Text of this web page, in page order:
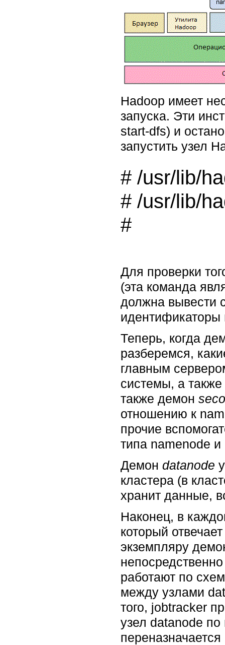
Hadoop имеет
запуска. Эти
start-dfs) и
запустить узел
# /usr/lib/
# /usr/lib/
Для проверки
(эта команда
должна вывести
идентификаторы
Теперь, когда
разберемся,
главным
системы, а
также демон
отношению к
прочие
типа namenode
Демон datanode
кластера (в
хранит данные,
Наконец, в
который
экземпляру
работают по
между узлами
того, jobtracker
узел datanode по